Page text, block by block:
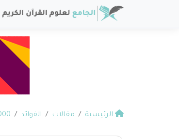
الرئيسية مقالات الفوائد 1000 سؤال وجواب